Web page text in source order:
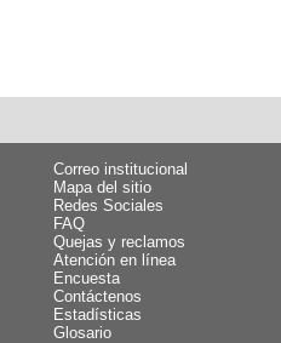
Correo institucional
Mapa del sitio
Redes Sociales
FAQ
Quejas y reclamos
Atención en línea
Encuesta
Contáctenos
Estadísticas
Glosario